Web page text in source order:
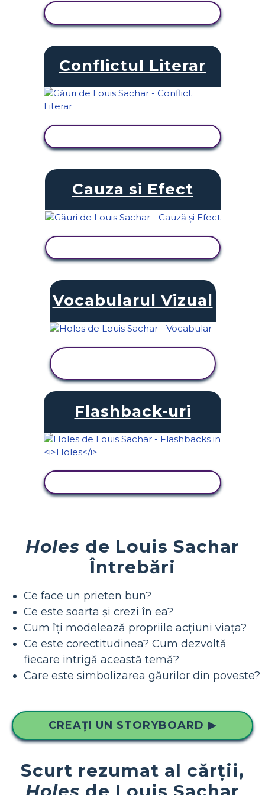
Conflictul Literar
Cauza si Efect
Vocabularul Vizual
Flashback-uri
Holes de Louis Sachar
Întrebări
Ce face un prieten bun?
Ce este soarta și crezi în ea?
Cum îți modelează propriile acțiuni viața?
Ce este corectitudinea? Cum dezvoltă
fiecare intrigă această temă?
Care este simbolizarea găurilor din poveste?
CREAȚI UN STORYBOARD ▶
Scurt rezumat al cărții,